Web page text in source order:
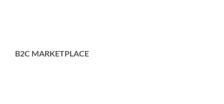
B2C MARKETPLACE